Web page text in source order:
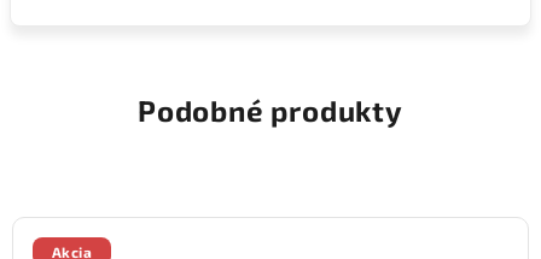
Podobné produkty
Akcia